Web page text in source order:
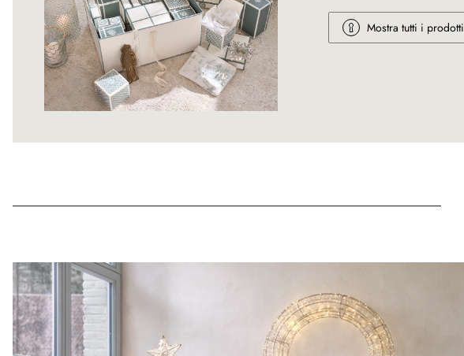
Mostra tutti i prodotti